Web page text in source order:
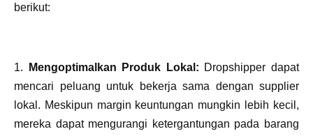
berikut:
1. Mengoptimalkan Produk Lokal: Dropshipper dapat
mencari peluang untuk bekerja sama dengan supplier
lokal. Meskipun margin keuntungan mungkin lebih kecil,
mereka dapat mengurangi ketergantungan pada barang